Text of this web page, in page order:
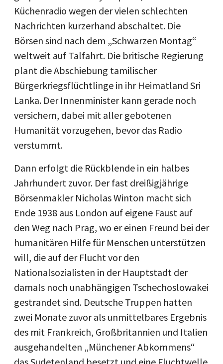
Küchenradio wegen der vielen schlechten
Nachrichten kurzerhand abschaltet. Die
Börsen sind nach dem „Schwarzen Montag“
weltweit auf Talfahrt. Die britische Regierung
plant die Abschiebung tamilischer
Bürgerkriegsflüchtlinge in ihr Heimatland Sri
Lanka. Der Innenminister kann gerade noch
versichern, dabei mit aller gebotenen
Humanität vorzugehen, bevor das Radio
verstummt.
Dann erfolgt die Rückblende in ein halbes
Jahrhundert zuvor. Der fast dreißigjährige
Börsenmakler Nicholas Winton macht sich
Ende 1938 aus London auf eigene Faust auf
den Weg nach Prag, wo er einen Freund bei der
humanitären Hilfe für Menschen unterstützen
will, die auf der Flucht vor den
Nationalsozialisten in der Hauptstadt der
damals noch unabhängigen Tschechoslowakei
gestrandet sind. Deutsche Truppen hatten
zwei Monate zuvor als unmittelbares Ergebnis
des mit Frankreich, Großbritannien und Italien
ausgehandelten „Münchener Abkommens“